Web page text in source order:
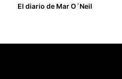
El diario de Mar O´Neil